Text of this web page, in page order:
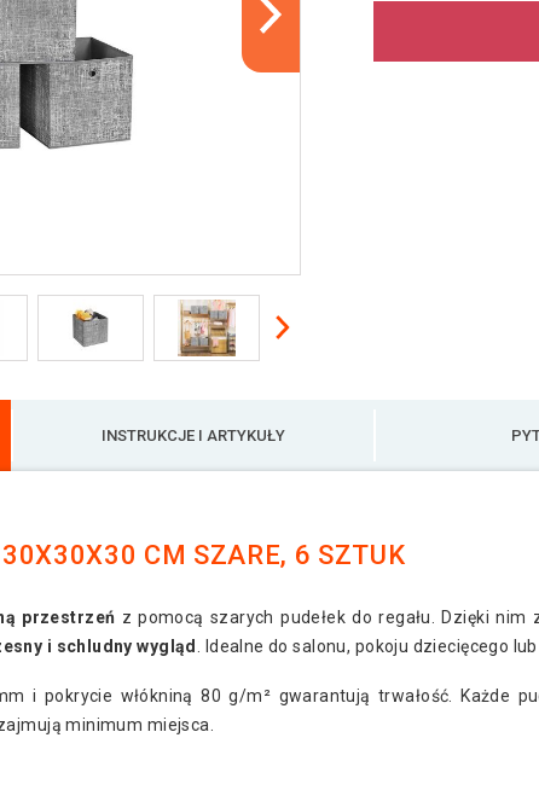
INSTRUKCJE I ARTYKUŁY
30X30X30 CM SZARE, 6 SZTUK
przestrzeń z pomocą szarych pudełek do regału. Dzięki
i schludny wygląd . Idealne do salonu, pokoju dziecięcego
i pokrycie włókniną 80 g/m² gwarantują trwałość. Każde
minimum miejsca.